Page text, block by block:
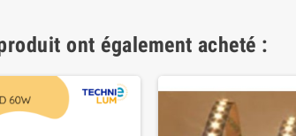
ont également acheté :